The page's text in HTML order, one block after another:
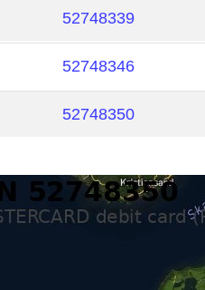
52748339
52748346
52748350